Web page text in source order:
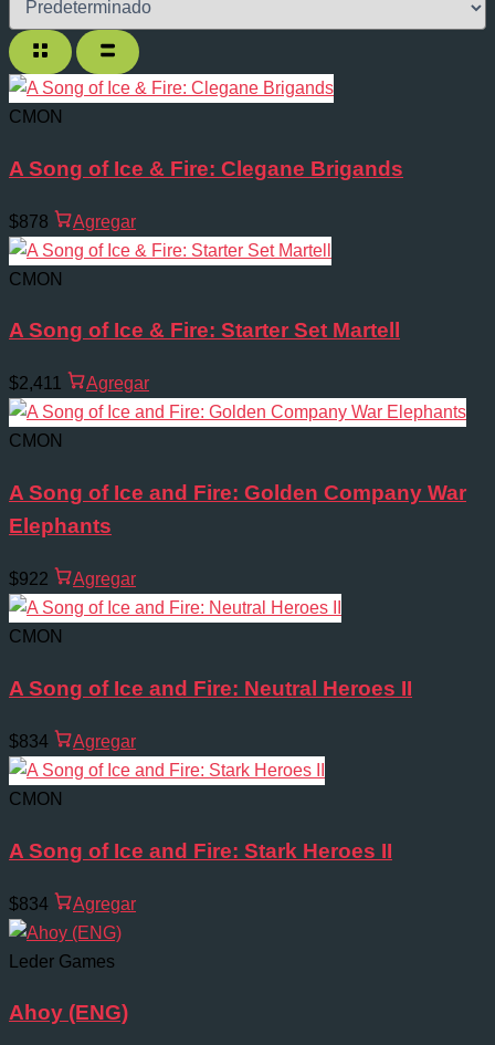
CMON
A Song of Ice & Fire: Clegane Brigands
$878 Agregar
CMON
A Song of Ice & Fire: Starter Set Martell
$2,411 Agregar
CMON
A Song of Ice and Fire: Golden Company War
Elephants
$922 Agregar
CMON
A Song of Ice and Fire: Neutral Heroes II
$834 Agregar
CMON
A Song of Ice and Fire: Stark Heroes II
$834 Agregar
Leder Games
Ahoy (ENG)